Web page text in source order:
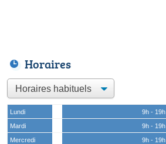
Horaires
Lundi
9h - 19h
Mardi
9h - 19h
Mercredi
9h - 19h